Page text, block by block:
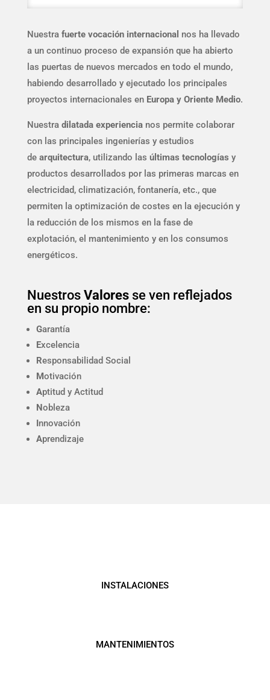
Nuestra fuerte vocación internacional nos ha llevado
a un continuo proceso de expansión que ha abierto
las puertas de nuevos mercados en todo el mundo,
habiendo desarrollado y ejecutado los principales
proyectos internacionales en Europa y Oriente Medio.
Nuestra dilatada experiencianos permite colaborar
con las principales ingenierías y estudios
de arquitectura, utilizando las últimas tecnologías y
productos desarrollados por las primeras marcas en
electricidad, climatización, fontanería, etc., que
permiten la optimización de costes en la ejecución y
la reducción de los mismos en la fase de
explotación, el mantenimiento y en los consumos
energéticos.
Nuestros Valores se ven reflejados
en su propio nombre:
Garantía
Excelencia
Responsabilidad Social
Motivación
Aptitud y Actitud
Nobleza
Innovación
Aprendizaje
INSTALACIONES
MANTENIMIENTOS